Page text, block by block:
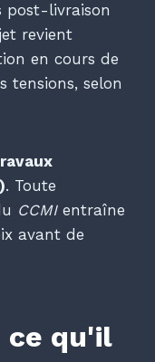
post-livraison
revient
en cours de
tensions, selon
. Toute
CCMIentraîne
avant de
ce qu'il